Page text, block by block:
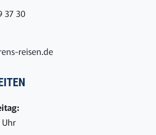
37 30
reisen.de